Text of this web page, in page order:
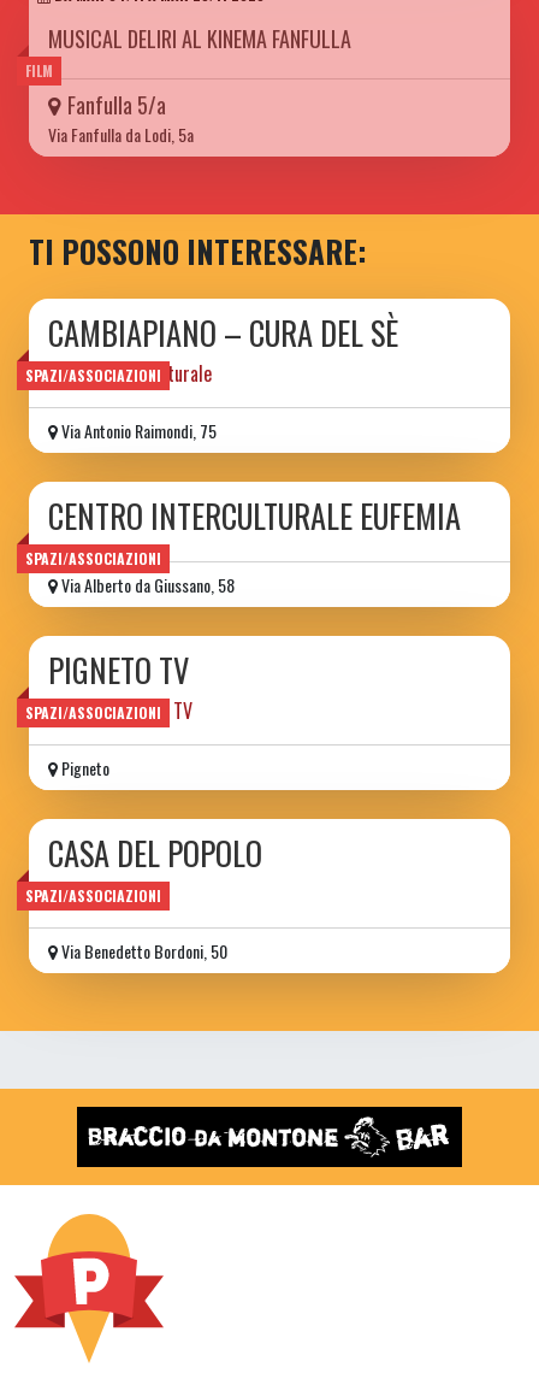
FILM
MUSICAL DELIRI AL KINEMA FANFULLA
Fanfulla 5/a
Via Fanfulla da Lodi, 5a
TI POSSONO INTERESSARE:
SPAZI/ASSOCIAZIONI
CAMBIAPIANO – CURA DEL SÈ
associazione culturale
Via Antonio Raimondi, 75
SPAZI/ASSOCIAZIONI
CENTRO INTERCULTURALE EUFEMIA
Via Alberto da Giussano, 58
SPAZI/ASSOCIAZIONI
PIGNETO TV
network | canale TV
Pigneto
SPAZI/ASSOCIAZIONI
CASA DEL POPOLO
di Torpignattara
Via Benedetto Bordoni, 50